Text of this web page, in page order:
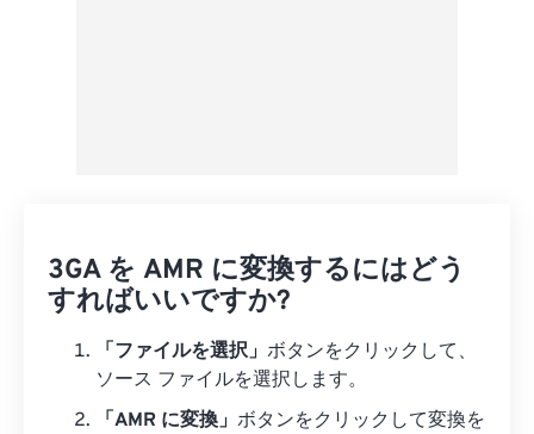
3GA を AMR に変換するにはどう
すればいいですか?
「ファイルを選択」 ボタンをクリックして、
ソース ファイルを選択します。
「AMR に変換」 ボタンをクリックして変換を